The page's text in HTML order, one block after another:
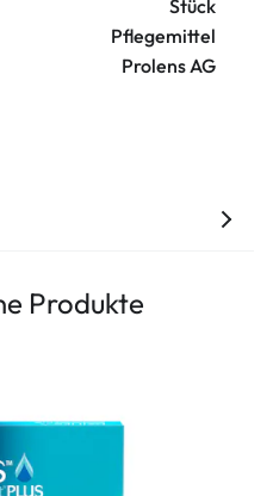
Stück
Pflegemittel
Prolens AG
Produkte